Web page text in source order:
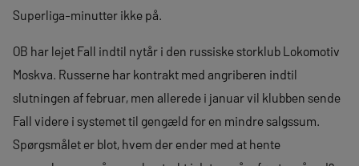
Superliga-minutter ikke på.
OB har lejet Fall indtil nytår i den russiske storklub Lokomotiv
Moskva. Russerne har kontrakt med angriberen indtil
slutningen af februar, men allerede i januar vil klubben sende
Fall videre i systemet til gengæld for en mindre salgssum.
Spørgsmålet er blot, hvem der ender med at hente